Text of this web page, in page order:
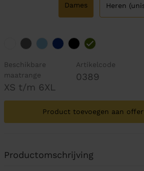
Dames Heren
Beschikbare
maatrange
XS t/m 6XL
Artikelcode
0389
Product toevoegen aan
Productomschrijving